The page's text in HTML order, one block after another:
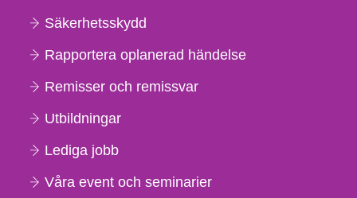
Säkerhetsskydd
Rapportera oplanerad händelse
Remisser och remissvar
Utbildningar
Lediga jobb
Våra event och seminarier